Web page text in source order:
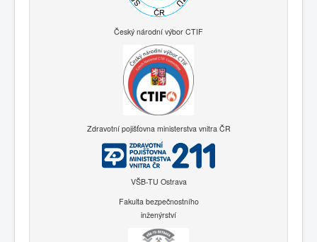
Český národní výbor CTIF
Zdravotní pojišťovna ministerstva vnitra ČR
VŠB-TU Ostrava
Fakulta bezpečnostního
inženýrství